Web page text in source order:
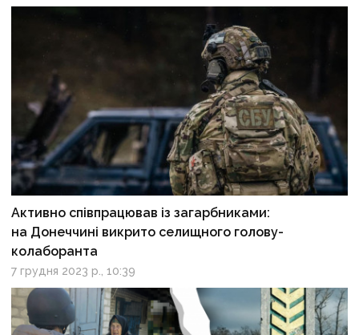
Активно співпрацював із загарбниками:
на Донеччині викрито селищного голову-
колаборанта
7 грудня 2023 р., 10:39